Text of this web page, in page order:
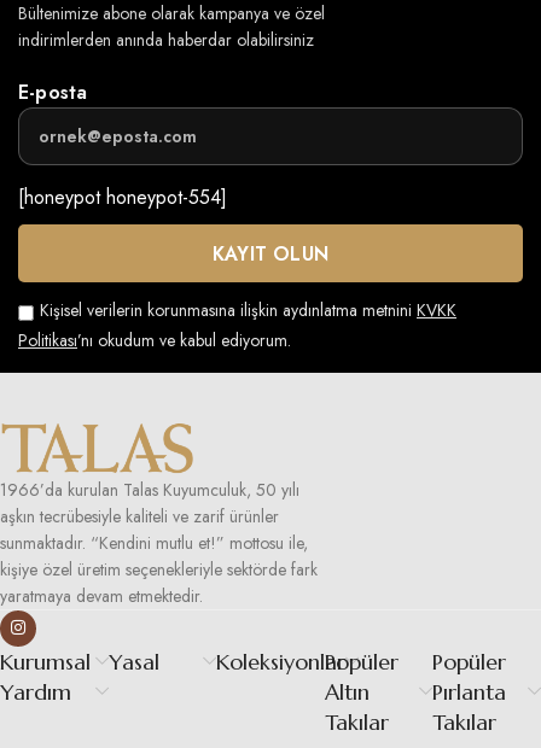
Bültenimize abone olarak kampanya ve özel
indirimlerden anında haberdar olabilirsiniz
E-posta
[honeypot honeypot-554]
Kişisel verilerin korunmasına ilişkin aydınlatma metnini KVKK
Politikası’nı okudum ve kabul ediyorum.
1966’da kurulan Talas Kuyumculuk, 50 yılı
aşkın tecrübesiyle kaliteli ve zarif ürünler
sunmaktadır. “Kendini mutlu et!” mottosu ile,
kişiye özel üretim seçenekleriyle sektörde fark
yaratmaya devam etmektedir.
Kurumsal
Yardım
Yasal KoleksiyonlarPopüler
Altın
Takılar
Popüler
Pırlanta
Takılar